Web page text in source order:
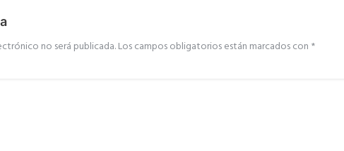
no será publicada.Los campos obligatorios están marcados con *